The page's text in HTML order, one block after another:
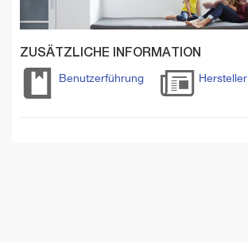
ZUSÄTZLICHE INFORMATION
Benutzerführung Hersteller